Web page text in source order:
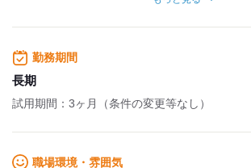
=================
個人の価値観を大切に
自由なスタイルを
=================
◎髪型・髪色自由
勤務期間
長期
試用期間：3ヶ月（条件の変更等なし）
職場環境・雰囲気